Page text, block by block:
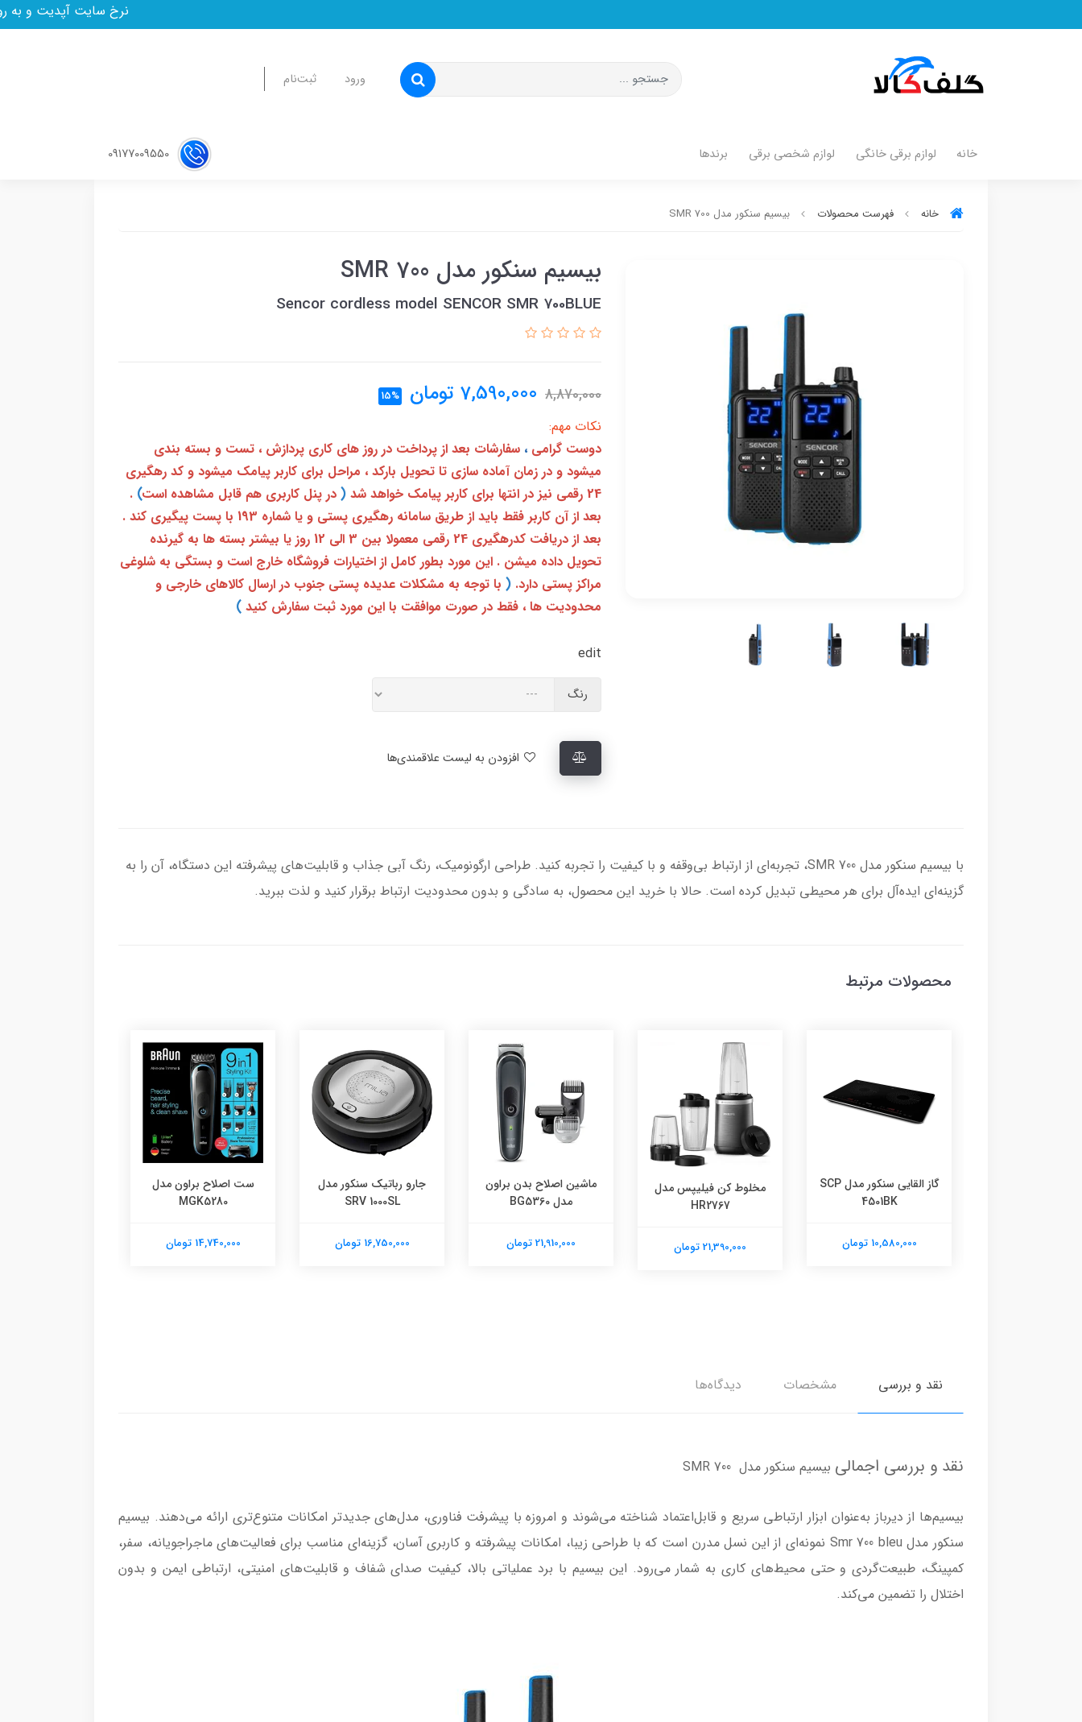
نرخ سایت آپدیت و به روز است.مدت
ورود ثبت‌نام
خانه لوازم برقی خانگی لوازم شخصی برقی برندها
خانه فهرست محصولات بیسیم سنکور مدل SMR 700
بیسیم سنکور مدل SMR 700
Sencor cordless model SENCOR SMR 700BLUE
8,870,000
7,590,000 تومان 15%
نکات مهم:
دوست گرامی ، سفارشات بعد از پرداخت در روز های کاری پردازش ، تست و بسته بندی
میشود و در زمان آماده سازی تا تحویل بارکد ، مراحل برای کاربر پیامک میشود و کد رهگیری
24 رقمی نیز در انتها برای کاربر پیامک خواهد شد
( در پنل کاربری هم قابل مشاهده است)
.
بعد از آن کاربر فقط باید از طریق سامانه رهگیری پستی و یا شماره 193 با پست پیگیری کند .
بعد از دریافت کدرهگیری 24 رقمی معمولا بین 3 الی 12 روز یا بیشتر بسته ها به گیرنده
تحویل داده میشن . این مورد بطور کامل از اختیارات فروشگاه خارج است و بستگی به شلوغی
مراکز پستی دارد. ( با توجه به مشکلات عدیده پستی جنوب در ارسال کالاهای خارجی و
محدودیت ها ، فقط در صورت موافقت با این مورد ثبت سفارش کنید )
edit
رنگ
با بیسیم سنکور مدل SMR 700، تجربه‌ای از ارتباط بی‌وقفه و با کیفیت را تجربه کنید. طراحی ارگونومیک، رنگ آبی جذاب و قابلیت‌های پیشرفته این دستگاه، آن را به
گزینه‌ای ایده‌آل برای هر محیطی تبدیل کرده است. حالا با خرید این محصول، به سادگی و بدون محدودیت ارتباط برقرار کنید و لذت ببرید.
محصولات مرتبط
گاز القایی سنکور مدل SCP
4501BK
10,580,000 تومان
مخلوط کن فیلیپس مدل
HR2767
21,390,000 تومان
ماشین اصلاح بدن براون
مدل BG5360
21,910,000 تومان
جارو رباتیک سنکور مدل
SRV 1000SL
16,750,000 تومان
ست اصلاح براون مدل
MGK5280
14,740,000 تومان
نقد و بررسی مشخصات دیدگاه‌ها
نقد و بررسی اجمالی بیسیم سنکور مدل SMR 700
بیسیم‌ها از دیرباز به‌عنوان ابزار ارتباطی سریع و قابل‌اعتماد شناخته می‌شوند و امروزه با پیشرفت فناوری، مدل‌های جدیدتر امکانات متنوع‌تری ارائه می‌دهند. بیسیم
سنکور مدل Smr 700 bleu نمونه‌ای از این نسل مدرن است که با طراحی زیبا، امکانات پیشرفته و کاربری آسان، گزینه‌ای مناسب برای فعالیت‌های ماجراجویانه، سفر،
کمپینگ، طبیعت‌گردی و حتی محیط‌های کاری به شمار می‌رود. این بیسیم با برد عملیاتی بالا، کیفیت صدای شفاف و قابلیت‌های امنیتی، ارتباطی ایمن و بدون
اختلال را تضمین می‌کند.